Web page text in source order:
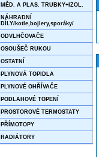
MĚD. A PLAS. TRUBKY+IZOL.
NÁHRADNÍ
DÍLY/kotle,bojlery,sporáky/
ODVLHČOVAČE
OSOUŠEČ RUKOU
OSTATNÍ
PLYNOVÁ TOPIDLA
PLYNOVÉ OHŘÍVAČE
PODLAHOVÉ TOPENÍ
PROSTOROVÉ TERMOSTATY
PŘÍMOTOPY
RADIÁTORY